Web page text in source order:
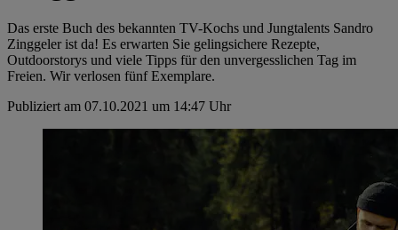
Das erste Buch des bekannten TV-Kochs und Jungtalents Sandro
Zinggeler ist da! Es erwarten Sie gelingsichere Rezepte,
Outdoorstorys und viele Tipps für den unvergesslichen Tag im
Freien. Wir verlosen fünf Exemplare.
Publiziert am 07.10.2021 um 14:47 Uhr